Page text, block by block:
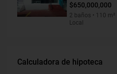
$650,000,000
2 baños • 110 m²
Local
Calculadora de hipoteca